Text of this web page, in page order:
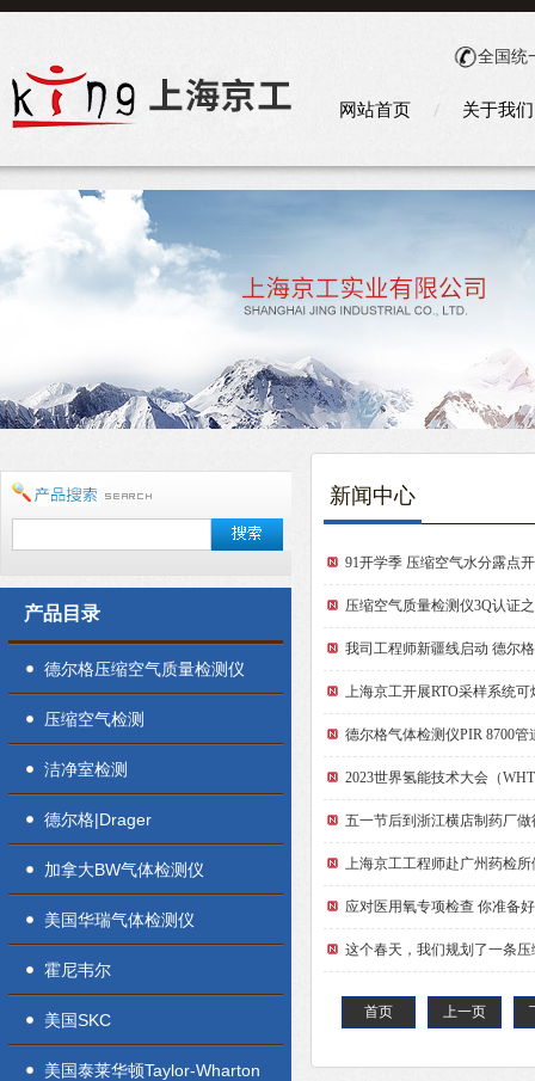
全国统
网站首页 关于我们
产品目录
德尔格压缩空气质量检测仪
压缩空气检测
洁净室检测
德尔格|Drager
加拿大BW气体检测仪
美国华瑞气体检测仪
霍尼韦尔
美国SKC
美国泰莱华顿Taylor-Wharton
新闻中心
91开学季 压缩空气水分露点
压缩空气质量检测仪3Q认证
我司工程师新疆线启动 德尔
上海京工开展RTO采样系统
德尔格气体检测仪PIR 8700
​2023世界氢能技术大会（
五一节后到浙江横店制药厂
上海京工工程师赴广州药检
应对医用氧专项检查 你准备
这个春天，我们规划了一条
首页 上一页